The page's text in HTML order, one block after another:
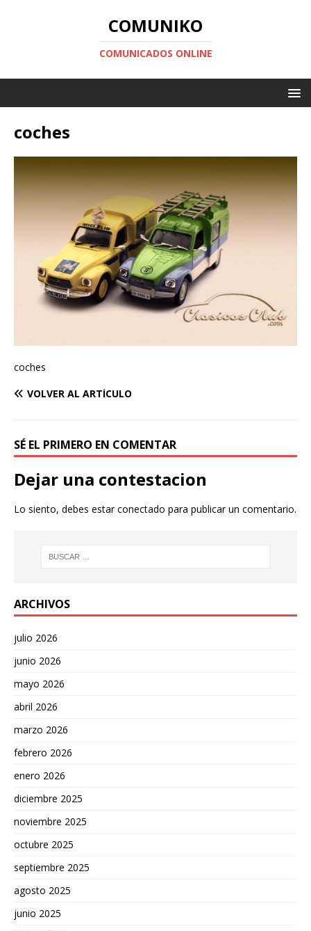
COMUNIKO
COMUNICADOS ONLINE
coches
coches
VOLVER AL ARTÍCULO
SÉ EL PRIMERO EN COMENTAR
Dejar una contestacion
Lo siento, debes estarconectado para publicar un comentario.
ARCHIVOS
julio 2026
junio 2026
mayo 2026
abril 2026
marzo 2026
febrero 2026
enero 2026
diciembre 2025
noviembre 2025
octubre 2025
septiembre 2025
agosto 2025
junio 2025